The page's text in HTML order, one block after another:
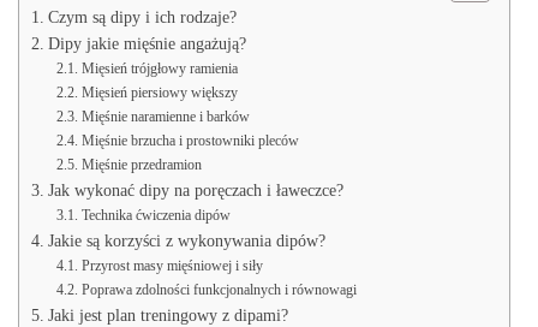
Czym są dipy i ich rodzaje?
Dipy jakie mięśnie angażują?
Mięsień trójgłowy ramienia
Mięsień piersiowy większy
Mięśnie naramienne i barków
Mięśnie brzucha i prostowniki pleców
Mięśnie przedramion
Jak wykonać dipy na poręczach i ławeczce?
Technika ćwiczenia dipów
Jakie są korzyści z wykonywania dipów?
Przyrost masy mięśniowej i siły
Poprawa zdolności funkcjonalnych i równowagi
Jaki jest plan treningowy z dipami?